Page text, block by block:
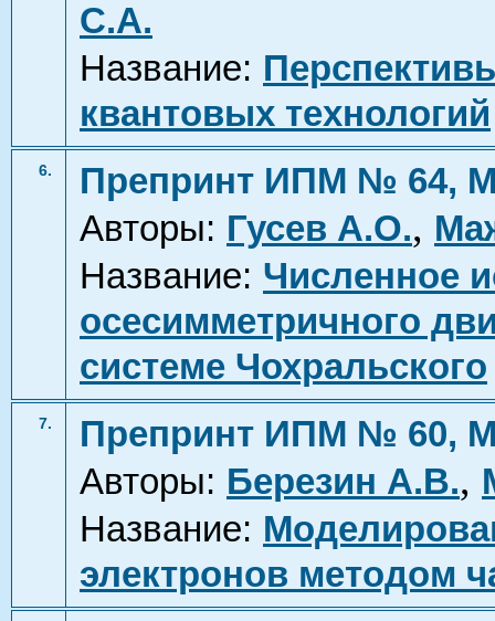
С.А.
Название:
квантовых технологий
6.
Препринт ИПМ № 64,
Авторы: Гусев А.О.,
Название: Численное
осесимметричного
системе Чохральского
7.
Препринт ИПМ № 60,
Авторы: Березин А.В.,
Название:
электронов методом